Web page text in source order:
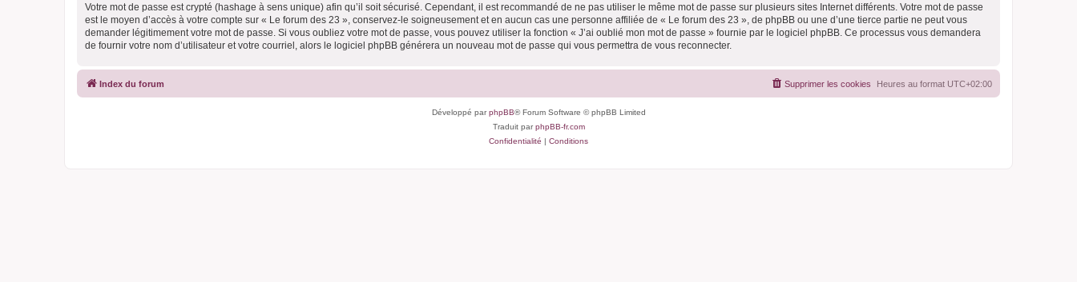
Votre mot de passe est crypté (hashage à sens unique) afin qu’il soit sécurisé. Cependant, il est recommandé de ne pas utiliser le même mot de passe sur plusieurs sites Internet différents. Votre mot de passe
est le moyen d’accès à votre compte sur « Le forum des 23 », conservez-le soigneusement et en aucun cas une personne affiliée de « Le forum des 23 », de phpBB ou une d’une tierce partie ne peut vous
demander légitimement votre mot de passe. Si vous oubliez votre mot de passe, vous pouvez utiliser la fonction « J’ai oublié mon mot de passe » fournie par le logiciel phpBB. Ce processus vous demandera
de fournir votre nom d’utilisateur et votre courriel, alors le logiciel phpBB générera un nouveau mot de passe qui vous permettra de vous reconnecter.
Index du forum Heures au format UTC+02:00
Supprimer les cookies
Développé parphpBB® Forum Software © phpBB Limited
Traduit parphpBB-fr.com
Confidentialité | Conditions